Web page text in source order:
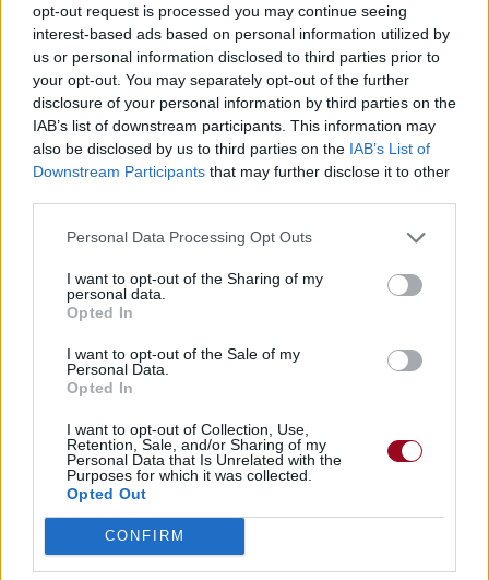
opt-out request is processed you may continue seeing
interest-based ads based on personal information utilized by
us or personal information disclosed to third parties prior to
your opt-out. You may separately opt-out of the further
disclosure of your personal information by third parties on the
IAB’s list of downstream participants. This information may
also be disclosed by us to third parties on the IAB’s List of
Downstream Participants that may further disclose it to other
Personal Data Processing Opt Outs
I want to opt-out of the Sharing of my
personal data.
Opted In
I want to opt-out of the Sale of my
Personal Data.
Opted In
I want to opt-out of Collection, Use,
Retention, Sale, and/or Sharing of my
Personal Data that Is Unrelated with the
Purposes for which it was collected.
Opted Out
CONFIRM
Publié par Tigrex-Feu d'Hiver 93241 4
le 27 mai
2023 à 7h07.
Chanteurs : Helloween
Paroles + Traduction
Vidéos
Pour prolonger le plaisir musical :
Vous aimez chanter, apprenez la guitare chez
Télécharger légalement les MP3 sur
Télécharger légalement les MP3 ou trouver le CD sur